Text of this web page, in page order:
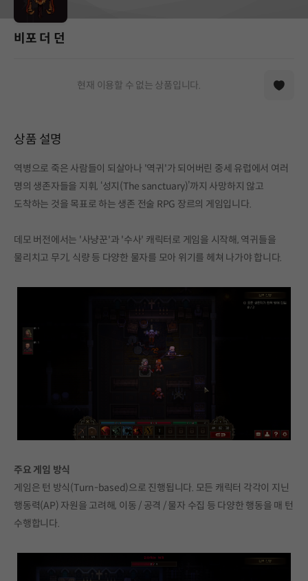
비포 더 던
현재 이용할 수 없는 상품입니다.
상품 설명
역병으로 죽은 사람들이 되살아나 '역귀'가 되어버린 중세 유럽에서 여러
명의 생존자들을 지휘, ‘성지(The sanctuary)’까지 사망하지 않고
도착하는 것을 목표로 하는 생존 전술 RPG 장르의 게임입니다.
데모 버전에서는 '사냥꾼'과 '수사' 캐릭터로 게임을 시작해, 역귀들을
물리치고 무기, 식량 등 다양한 물자를 모아 위기를 헤쳐 나가야 합니다.
주요 게임 방식
게임은 턴 방식(Turn-based)으로 진행됩니다. 모든 캐릭터 각각이 지닌
행동력(AP) 자원을 고려해, 이동 / 공격 / 물자 수집 등 다양한 행동을 매 턴
수행합니다.